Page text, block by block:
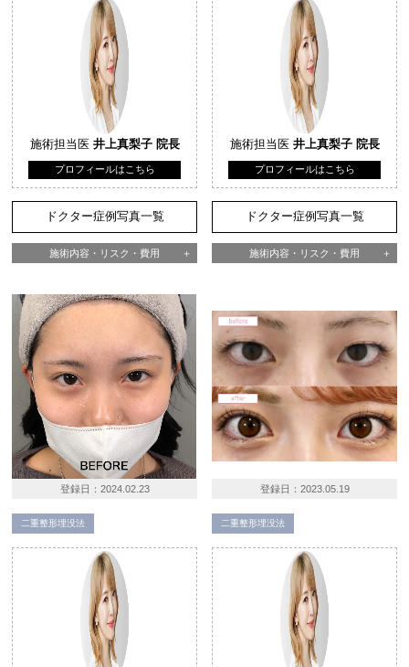
施術担当医 井上真梨子 院長
プロフィールはこちら
ドクター症例写真一覧
施術内容・リスク・費用
施術担当医 井上真梨子 院長
プロフィールはこちら
ドクター症例写真一覧
施術内容・リスク・費用
登録日： 2024.02.23
二重整形埋没法
登録日： 2023.05.19
二重整形埋没法